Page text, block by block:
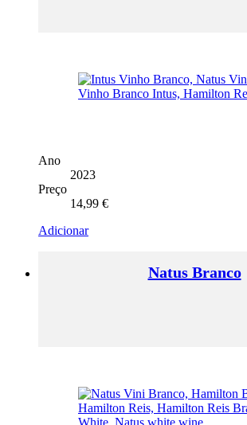
Ano
2023
Preço
14,99 €
Adicionar
Natus Branco